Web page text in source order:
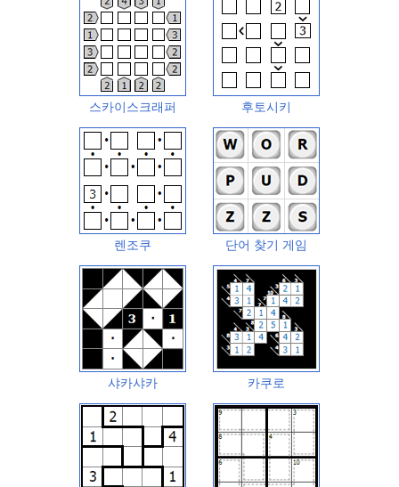
스카이스크래퍼 후토시키
렌조쿠 단어 찾기 게임
샤카샤카 카쿠로